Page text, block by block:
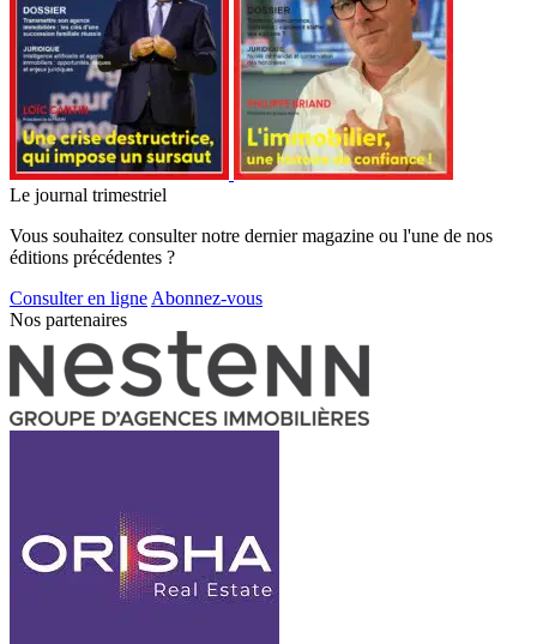
Le journal trimestriel
Vous souhaitez consulter notre dernier magazine ou l'une de nos
éditions précédentes ?
Consulter en ligne Abonnez-vous
Nos partenaires